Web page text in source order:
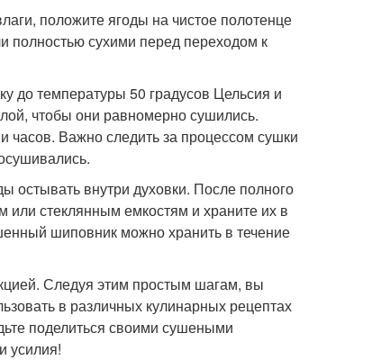
положите ягоды на чистое полотенце
полностью сухими перед переходом к
до температуры 50 градусов Цельсия и
чтобы они равномерно сушились.
часов. Важно следить за процессом сушки
остывать внутри духовки. После полного
стеклянным емкостям и храните их в
шиповник можно хранить в течение
Следуя этим простым шагам, вы
в различных кулинарных рецептах
поделиться своими сушеными
усилия!